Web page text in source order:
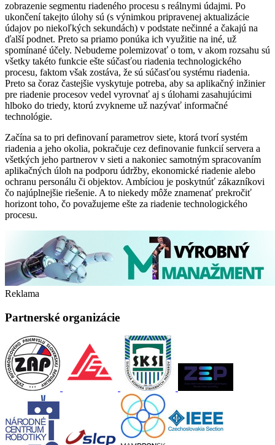
zobrazenie segmentu riadeného procesu s reálnymi údajmi. Po
ukončení takejto úlohy sú (s výnimkou pripravenej aktualizácie
údajov po niekoľkých sekundách) v podstate nečinné a čakajú na
ďalší podnet. Preto sa priamo ponúka ich využitie na iné, už
spomínané účely. Nebudeme polemizovať o tom, v akom rozsahu sú
všetky takéto funkcie ešte súčasťou riadenia technologického
procesu, faktom však zostáva, že sú súčasťou systému riadenia.
Preto sa čoraz častejšie vyskytuje potreba, aby sa aplikačný inžinier
pre riadenie procesov vedel vyrovnať aj s úlohami zasahujúcimi
hlboko do triedy, ktorú zvykneme už nazývať informačné
technológie.
Začína sa to pri definovaní parametrov siete, ktorá tvorí systém
riadenia a jeho okolia, pokračuje cez definovanie funkcií servera a
všetkých jeho partnerov v sieti a nakoniec samotným spracovaním
aplikačných úloh na podporu údržby, ekonomické riadenie alebo
ochranu personálu či objektov. Ambíciou je poskytnúť zákazníkovi
čo najúplnejšie riešenie. A to niekedy môže znamenať prekročiť
horizont toho, čo považujeme ešte za riadenie technologického
procesu.
Reklama
Partnerské organizácie